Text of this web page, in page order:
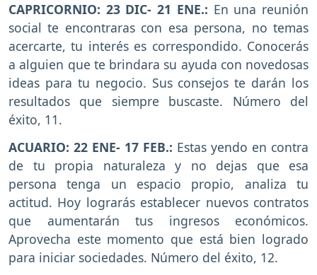
CAPRICORNIO: 23 DIC- 21 ENE.: En una reunión
social te encontraras con esa persona, no temas
acercarte, tu interés es correspondido. Conocerás
a alguien que te brindara su ayuda con novedosas
ideas para tu negocio. Sus consejos te darán los
resultados que siempre buscaste. Número del
éxito, 11.
ACUARIO: 22 ENE- 17 FEB.: Estas yendo en contra
de tu propia naturaleza y no dejas que esa
persona tenga un espacio propio, analiza tu
actitud. Hoy lograrás establecer nuevos contratos
que aumentarán tus ingresos económicos.
Aprovecha este momento que está bien logrado
para iniciar sociedades. Número del éxito, 12.